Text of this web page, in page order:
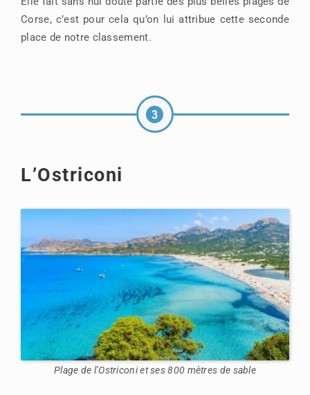
Corse, c’est pour cela qu’on lui attribue cette seconde
place de notre classement.
L’Ostriconi
Plage de l’Ostriconi et ses 800 mètres de sable